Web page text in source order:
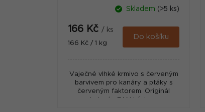
Skladem (>5 ks)
166 Kč / ks
Měrná
166 Kč / 1 kg
Do košíku
Vaječné vlhké krmivo s červeným
barvivem pro kanáry a ptáky s
červeným faktorem. Originál
balení s EAN kódem.